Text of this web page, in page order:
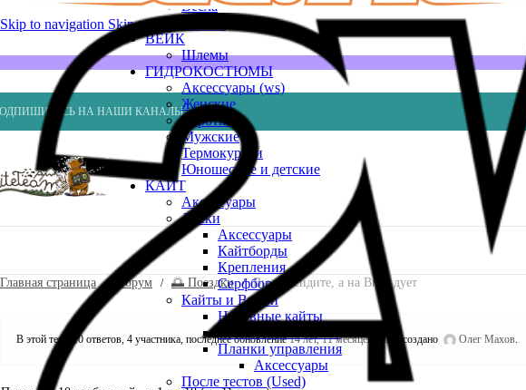
Skip to navigation Skip to main content
НА НАШИ КАНАЛЫ
Весла
ВЕЙК
Шлемы
ГИДРОКОСТЮМЫ
Аксессуары (ws)
Женские
Короткие
Мужские
Термокуртки
Юношеские и детские
КАЙТ
Аксессуары
Доски
Аксессуары
Кайтборды
Крепления
Серфборды
Кайты и Винги
Надувные кайты
Планки управления
Аксессуары
После тестов (Used)
Главная страница Форум 🌅 Поездки Вы тут сидите, а на Визе дует
В этой теме 10 ответов, 4 участника, последнее обновление14 лет, 11 месяцев назад создано Олег Махов.